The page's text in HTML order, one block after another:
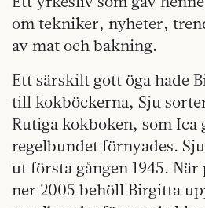
om tekniker, nyheter,
av mat och bakning.
Ett särskilt gott öga hade
till kokböckerna, Sju
Rutiga kokboken, som Ica
regelbundet förnyades.
ut första gången 1945.
ner 2005 behöll Birgitta